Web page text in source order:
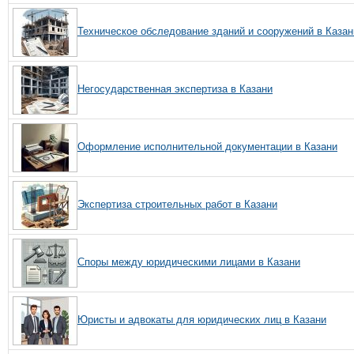
Техническое обследование зданий и сооружений в
Негосударственная экспертиза в Казани
Оформление исполнительной документации в Казани
Экспертиза строительных работ в Казани
Споры между юридическими лицами в Казани
Юристы и адвокаты для юридических лиц в Казани